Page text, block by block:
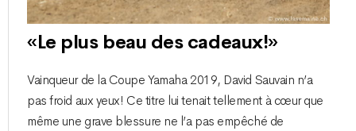
«Le plus beau des cadeaux!»
Vainqueur de la Coupe Yamaha 2019, David Sauvain n’a
pas froid aux yeux! Ce titre lui tenait tellement à cœur que
même une grave blessure ne l’a pas empêché de